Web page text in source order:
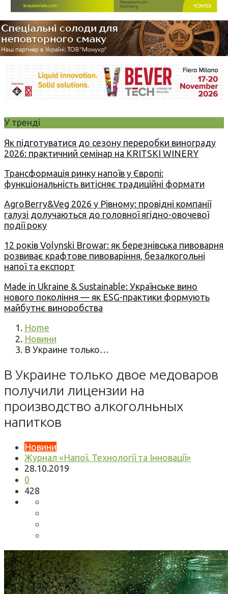
У тренді
Як підготуватися до сезону переробки винограду
2026: практичний семінар на KRITSKI WINERY
Трансформація ринку напоїв у Європі:
функціональність витісняє традиційні формати
AgroBerry&Veg 2026 у Рівному: провідні компанії
галузі долучаються до головної ягідно-овочевої
події року
12 років Volynski Browar: як березнівська пивоварня
розвиває крафтове пивоваріння, безалкогольні
напої та експорт
Made in Ukraine & Sustainable: Українське вино
нового покоління — як ESG-практики формують
майбутнє виноробства
Home
Новини
В Украине только…
В Украине только двое медоваров
получили лицензии на
производство алкоголньных
напитков
Новини
Журнал «Напої. Технології та Інновації»
28.10.2019
0
428